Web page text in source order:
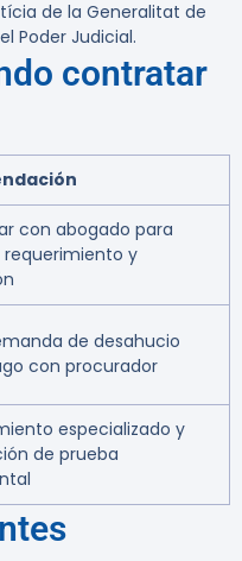
de la Generalitat de
Poder Judicial.
contratar
con abogado para
y
de desahucio
con procurador
especializado y
de prueba